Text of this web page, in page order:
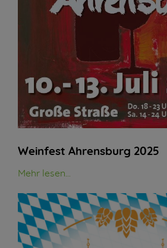
Weinfest Ahrensburg 2025
Mehr lesen...